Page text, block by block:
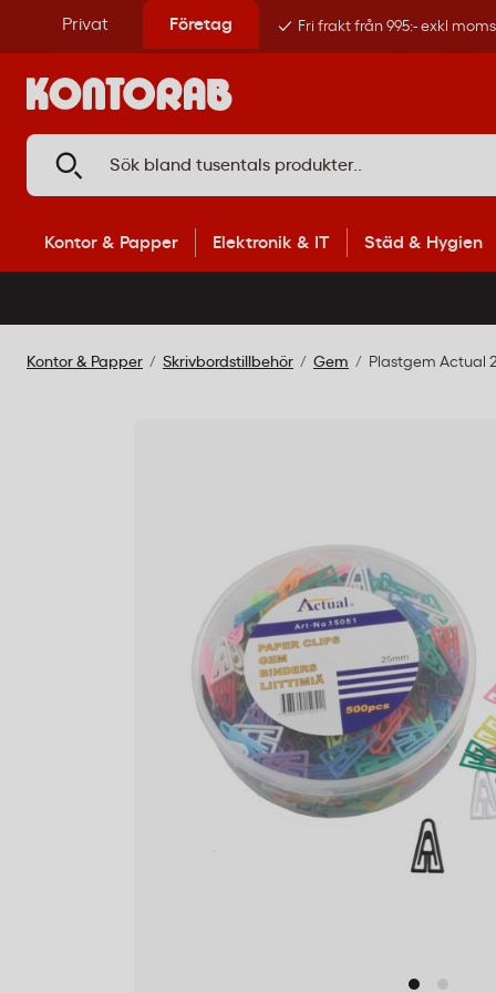
Privat Företag Fri frakt från 995:- exkl moms
Kontor & Papper Elektronik & IT Städ & Hygien
Kontor & Papper Skrivbordstillbehör Gem Plastgem Actual